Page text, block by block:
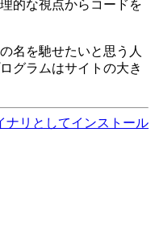
的な視点からコードを
名を馳せたいと思う人
グラムはサイトの大き
ナリとしてインストール